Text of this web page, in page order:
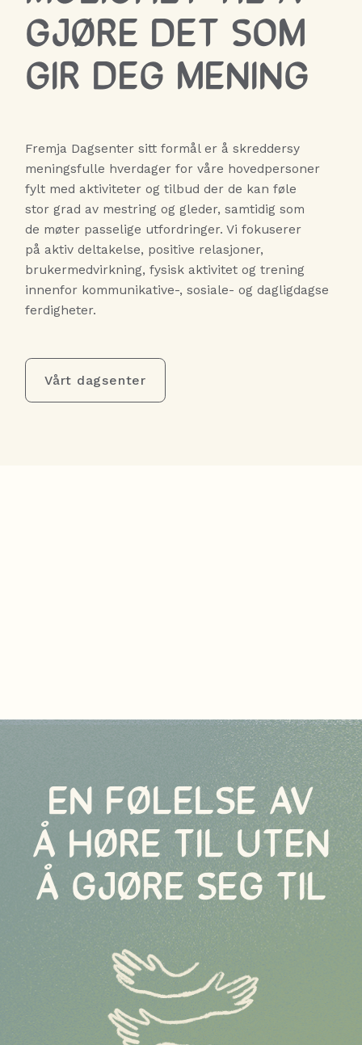
GJØRE DET SOM
GIR DEG MENING
Fremja Dagsenter sitt formål er å skreddersy
meningsfulle hverdager for våre hovedpersoner
fylt med aktiviteter og tilbud der de kan føle
stor grad av mestring og gleder, samtidig som
de møter passelige utfordringer. Vi fokuserer
på aktiv deltakelse, positive relasjoner,
brukermedvirkning, fysisk aktivitet og trening
innenfor kommunikative-, sosiale- og dagligdagse
ferdigheter.
Vårt dagsenter
EN FØLELSE AV
Å HØRE TIL UTEN
Å GJØRE SEG TIL